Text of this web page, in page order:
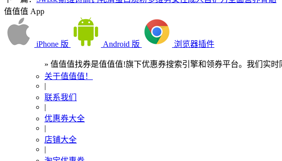
值值值 App
iPhone 版 Android 版 浏览器插件
» 值值值找券是值值值!旗下优惠券搜索引擎和领券平台。我们实
关于值值值！
|
联系我们
|
优惠券大全
|
店铺大全
|